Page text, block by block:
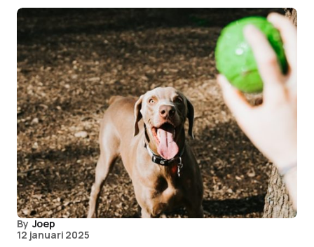
By Joep
12 januari 2025